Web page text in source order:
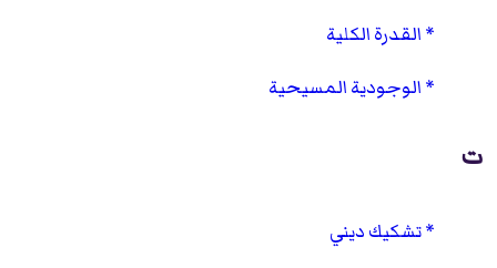
القدرة الكلية
الوجودية المسيحية
ت
تشكيك ديني